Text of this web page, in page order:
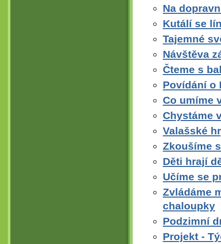
Na
Kutálí se
Tajemné
Návštěva
Čteme s
Povídání o
Co umíme
Chystáme
Valašské
Zkoušíme
Děti hrají
Učíme se
Zvládáme
chaloupky
Podzimní
Projekt -